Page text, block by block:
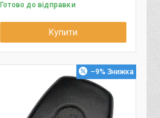
Готово до відправки
Купити
–9%